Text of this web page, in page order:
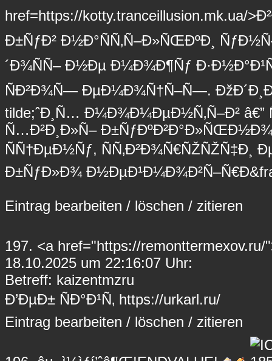
href=https://kotty.tranceillusion.mk.ua/
Ð±ÑƒÐ² Ð½Ð°ÑÑ‚Ñ–Ð»ÑŒÐºÐ¸
´Ð¾ÑÑ– Ð½Ðµ Ð¼Ð¾Ð¶Ñƒ
ÑÐ²Ð¾Ñ— ÐµÐ¼Ð¾Ñ†Ñ–Ñ—.
tilde;ˆÐ¸Ñ… Ð¼Ð¾Ð¼ÐµÐ½Ñ‚Ñ–Ð²
Ñ…Ð²Ð¸Ð»Ñ–
ÑÑ†ÐµÐ½Ñƒ,
Ð±ÑƒÐ»Ð¾
Eintrag bearbeiten / löschen / zitieren
197. <a href="https://remonttermexov.ru/
18.10.2025 um 22:16:07 Uhr:
Betreff: kaizentmzru
Ð’ÐµÐ± ÑÐ°Ð¹Ñ‚ https://urkarl.ru/
Eintrag bearbeiten / löschen / zitieren